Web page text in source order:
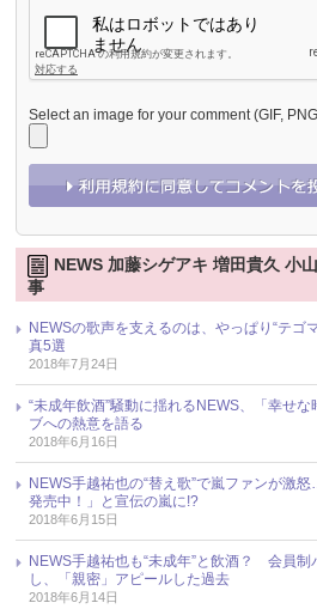
Select an image for your comment (GIF,
NEWS 加藤シゲアキ 増田貴久 小
事
NEWSの歌声を支えるのは、やっぱり“テ
真5選
2018年7月24日
“未成年飲酒”騒動に揺れるNEWS、「幸せ
ブへの熱意を語る
2018年6月16日
NEWS手越祐也の“替え歌”で嵐ファンが激
発売中！」と宣伝の嵐に!?
2018年6月15日
NEWS手越祐也も“未成年”と飲酒？ 会員制
し、「親密」アピールした過去
2018年6月14日